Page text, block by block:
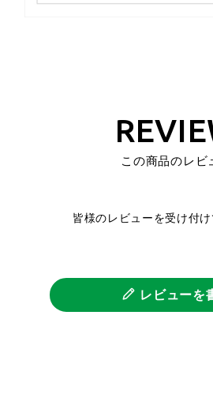
この商品のレビ
皆様のレビューを受け付け
レビューを